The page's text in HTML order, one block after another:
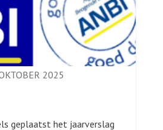
2025
geplaatst het jaarverslag